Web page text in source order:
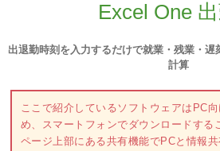
Excel One
出退勤時刻を入力するだけで就業・残業・
計算
ここで紹介しているソフトウェアはPC
め、スマートフォンでダウンロードする
ページ上部にある共有機能でPCと情報